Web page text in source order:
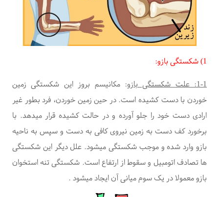
1) شکستگی بازو:
1-1: علت شکستگی بازو :مکانیسم بروز این شکستگی زمین
خوردن با دست کشیده است. در حین زمین خوردن، فرد بطور غیر
ارادی دست خود را جلو آورده و در حالت کشیده قرار میدهد. با
برخورد کف دست به زمین نیروی کافی به دست و سپس به ناحیه
بازو وارد شده و موجب شکستگی میشود. علل دیگر این شکستگی
ها تصادف اتومبیل و سقوط از ارتفاع است. شکستگی تنه استخوان
بازو معمولا در یک سوم میانی آن ایجاد میشود .